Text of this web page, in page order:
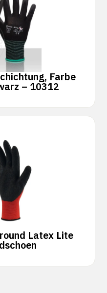
Farbe
– 10312
Latex Lite